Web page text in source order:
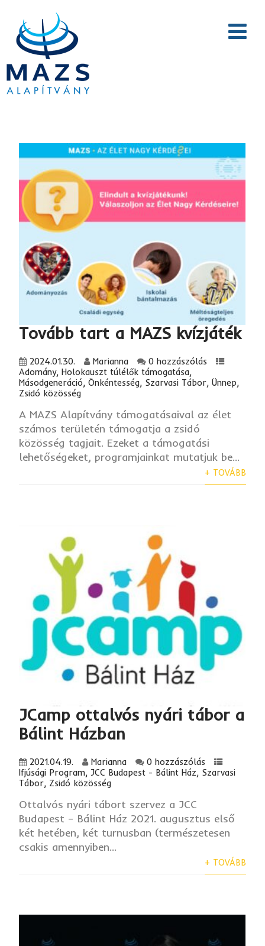
Tovább tart a MAZS kvízjáték
2024.01.30. Marianna
0 hozzászólás
Adomány,Holokauszt túlélők támogatása,
Másodgeneráció,Önkéntesség, Szarvasi Tábor,Ünnep,
Zsidó közösség
A MAZS Alapítvány támogatásaival az élet
számos területén támogatja a zsidó
közösség tagjait. Ezeket a támogatási
lehetőségeket, programjainkat mutatjuk be...
+ TOVÁBB
JCamp ottalvós nyári tábor a
Bálint Házban
2021.04.19. Marianna
0 hozzászólás
Ifjúsági Program,JCC Budapest - Bálint Ház, Szarvasi
Tábor, Zsidó közösség
Ottalvós nyári tábort szervez a JCC
Budapest – Bálint Ház 2021. augusztus első
két hetében, két turnusban (természetesen
csakis amennyiben...
+ TOVÁBB